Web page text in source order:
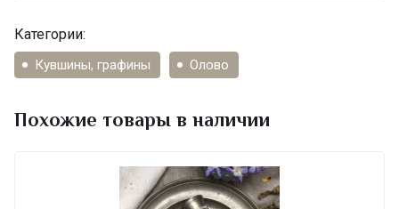
Категории:
Кувшины, графины Олово
Похожие товары в наличии